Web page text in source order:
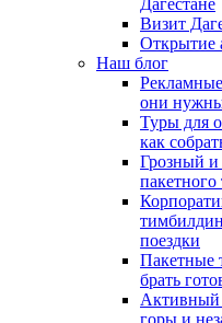
Дагестане
Визит
Открытие
Наш блог
они
Туры для
как
Грозный и
пакетного
поездки
Пакетные
брать
Активный
горы и